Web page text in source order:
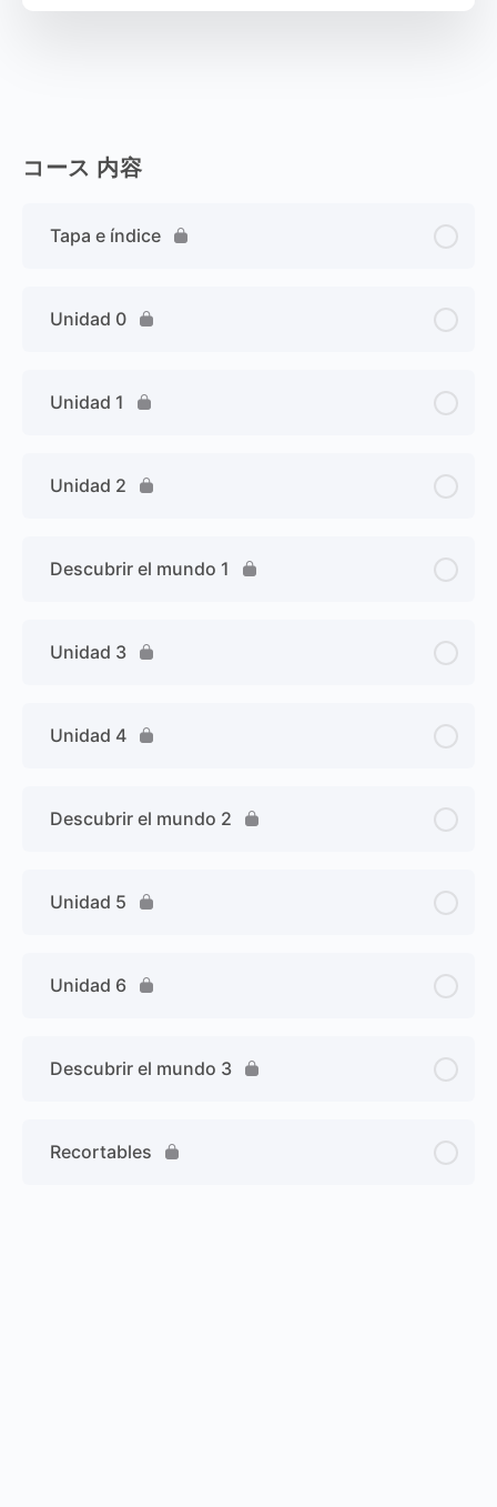
コース 内容
Tapa e índice
Unidad 0
Unidad 1
Unidad 2
Descubrir el mundo 1
Unidad 3
Unidad 4
Descubrir el mundo 2
Unidad 5
Unidad 6
Descubrir el mundo 3
Recortables